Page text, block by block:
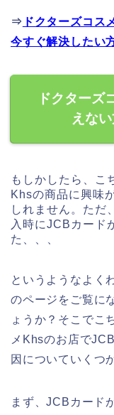
⇒ ドクターズコ
今すぐ解決したい
ドクター
えな
もしかしたら、こ
Khsの商品に興味
しれません。ただ
入時にJCBカード
た、、、
というようなよく
のページをご覧に
ょうか？そこでこ
メKhsのお店で
因についていくつ
まず、JCBカード